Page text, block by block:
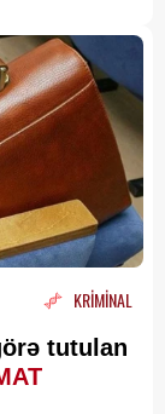
KRİMİNAL
tutulan